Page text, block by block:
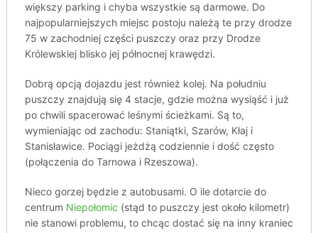
większy parking i chyba wszystkie są darmowe. Do
najpopularniejszych miejsc postoju należą te przy drodze
75 w zachodniej części puszczy oraz przy Drodze
Królewskiej blisko jej północnej krawędzi.
Dobrą opcją dojazdu jest również kolej. Na południu
puszczy znajdują się 4 stacje, gdzie można wysiąść i już
po chwili spacerować leśnymi ścieżkami. Są to,
wymieniając od zachodu: Staniątki, Szarów, Kłaj i
Stanisławice. Pociągi jeżdżą codziennie i dość często
(połączenia do Tarnowa i Rzeszowa).
Nieco gorzej będzie z autobusami. O ile dotarcie do
centrum Niepołomic (stąd to puszczy jest około kilometr)
nie stanowi problemu, to chcąc dostać się na inny kraniec